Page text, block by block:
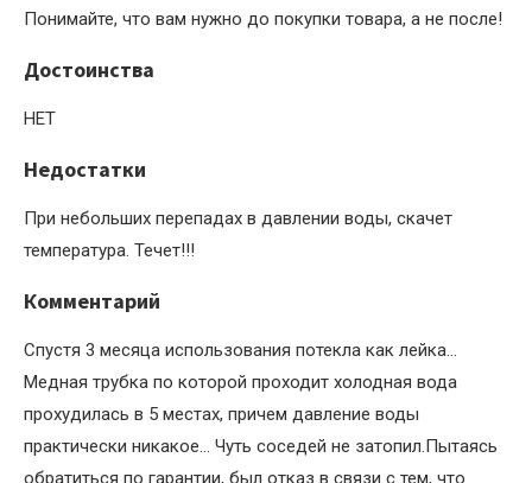
Понимайте, что вам нужно до покупки товара, а не после!
Достоинства
НЕТ
Недостатки
При небольших перепадах в давлении воды, скачет
температура. Течет!!!
Комментарий
Спустя 3 месяца использования потекла как лейка…
Медная трубка по которой проходит холодная вода
прохудилась в 5 местах, причем давление воды
практически никакое… Чуть соседей не затопил.Пытаясь
обратиться по гарантии, был отказ в связи с тем, что